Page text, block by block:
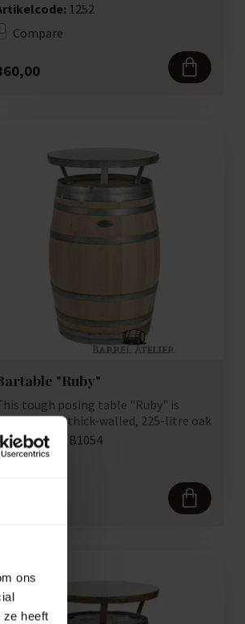
ons
ze heeft
1252
Compare
"Ruby"
tough posing table "Ruby" is
from a thick-walled, 225-litre oak
b...
B1054